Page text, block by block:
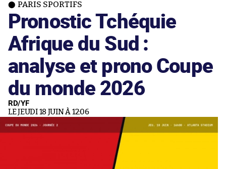
PARIS SPORTIFS
Pronostic Tchéquie
Afrique du Sud :
analyse et prono Coupe
du monde 2026
RD/YF
LE JEUDI 18 JUIN À 12:06